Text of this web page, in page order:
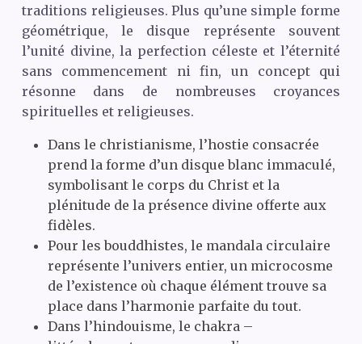
traditions religieuses. Plus qu’une simple forme
géométrique, le disque représente souvent
l’unité divine, la perfection céleste et l’éternité
sans commencement ni fin, un concept qui
résonne dans de nombreuses croyances
spirituelles et religieuses.
Dans le christianisme, l’hostie consacrée
prend la forme d’un disque blanc immaculé,
symbolisant le corps du Christ et la
plénitude de la présence divine offerte aux
fidèles.
Pour les bouddhistes, le mandala circulaire
représente l’univers entier, un microcosme
de l’existence où chaque élément trouve sa
place dans l’harmonie parfaite du tout.
Dans l’hindouisme, le chakra –